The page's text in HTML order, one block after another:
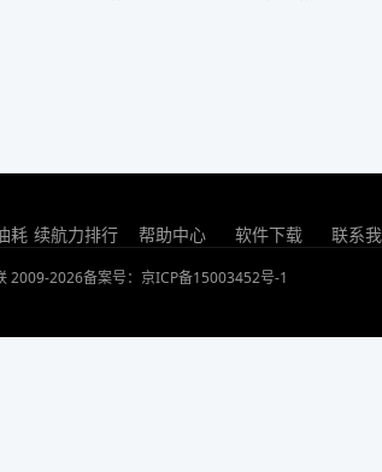
耗 续航力排行 帮助中心 软件下载 联系
2009-2026备案号：京ICP备15003452号-1